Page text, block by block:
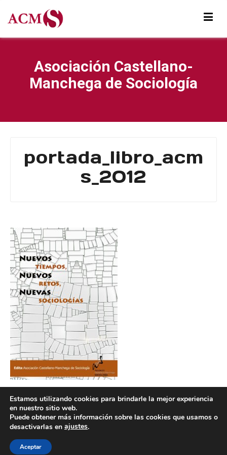
Asociación Castellano-
Manchega de Sociología
portada_libro_acm
s_2012
POLÍTICA DE COOKIES POLÍTICA DE PRIVACIDAD
© 2026 ACMS.
Estamos utilizando cookies para brindarle la mejor experiencia
en nuestro sitio web.
Puede obtener más información sobre las cookies que usamos o
desactivarlas en ajustes.
Aceptar